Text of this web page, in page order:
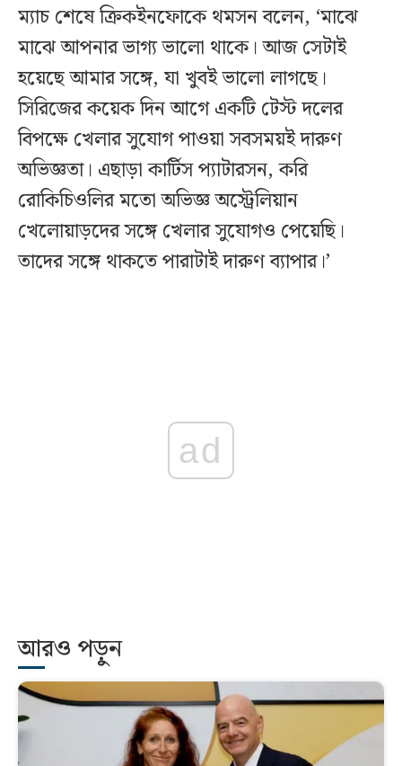
ম্যাচ শেষে ক্রিকইনফোকে থমসন বলেন, ‘মাঝে
মাঝে আপনার ভাগ্য ভালো থাকে। আজ সেটাই
হয়েছে আমার সঙ্গে, যা খুবই ভালো লাগছে।
সিরিজের কয়েক দিন আগে একটি টেস্ট দলের
বিপক্ষে খেলার সুযোগ পাওয়া সবসময়ই দারুণ
অভিজ্ঞতা। এছাড়া কার্টিস প্যাটারসন, করি
রোকিচিওলির মতো অভিজ্ঞ অস্ট্রেলিয়ান
খেলোয়াড়দের সঙ্গে খেলার সুযোগও পেয়েছি।
তাদের সঙ্গে থাকতে পারাটাই দারুণ ব্যাপার।’
ad
আরও পড়ুন